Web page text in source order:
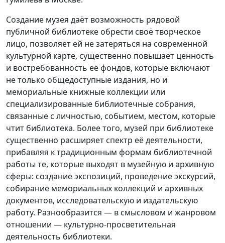
Создание музея даёт возможность рядовой
публичной библиотеке обрести своё творческое
лицо, позволяет ей не затеряться на современной
культурной карте, существенно повышает ценность
и востребованность её фондов, которые включают
не только общедоступные издания, но и
мемориальные книжные коллекции или
специализированные библиотечные собрания,
связанные с личностью, событием, местом, которые
чтит библиотека. Более того, музей при библиотеке
существенно расширяет спектр её деятельности,
прибавляя к традиционным формам библиотечной
работы те, которые выходят в музейную и архивную
сферы: создание экспозиций, проведение экскурсий,
собирание мемориальных коллекций и архивных
документов, исследовательскую и издательскую
работу. Разнообразится — в смысловом и жанровом
отношении — культурно-просветительная
деятельность библиотеки.